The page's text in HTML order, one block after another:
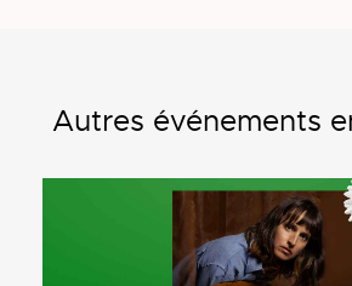
Autres événements